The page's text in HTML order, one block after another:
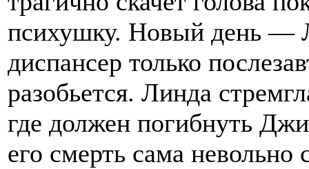
психушку. Новый день —
диспансер только
разобьется. Линда
где должен погибнуть
его смерть сама невольно